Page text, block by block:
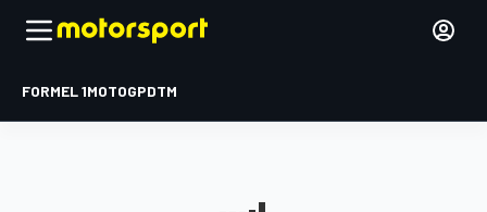
FORMEL 1MOTOGPDTM